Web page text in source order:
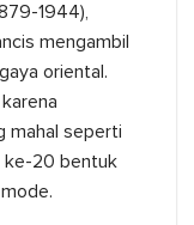
1944),
mengambil
oriental.
mahal seperti
ke-20 bentuk